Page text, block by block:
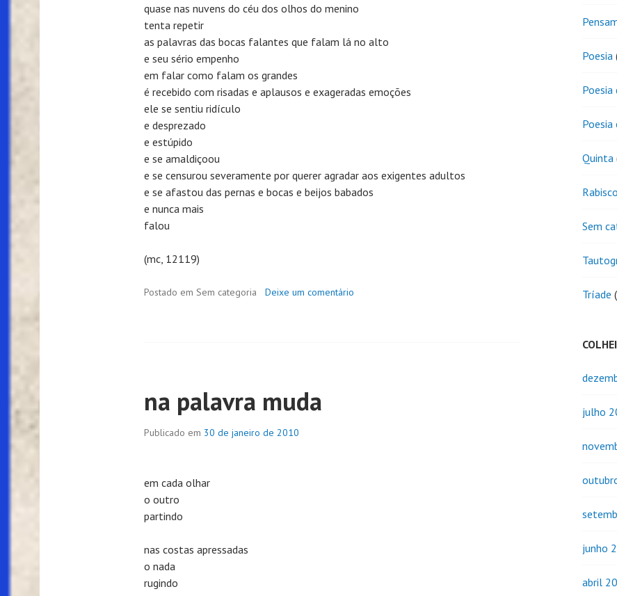
quase nas nuvens do céu dos olhos do menino
tenta repetir
as palavras das bocas falantes que falam lá no alto
e seu sério empenho
em falar como falam os grandes
é recebido com risadas e aplausos e exageradas emoções
ele se sentiu ridículo
e desprezado
e estúpido
e se amaldiçoou
e se censurou severamente por querer agradar aos exigentes adultos
e se afastou das pernas e bocas e beijos babados
e nunca mais
falou
(mc, 12119)
Postado em Sem categoria Deixe um comentário
na palavra muda
Publicado em 30 de janeiro de 2010
em cada olhar
o outro
partindo
nas costas apressadas
o nada
rugindo
Poesia
Poesia
Quinta
Rabisco
Sem
Tríade
julho
junho
abril